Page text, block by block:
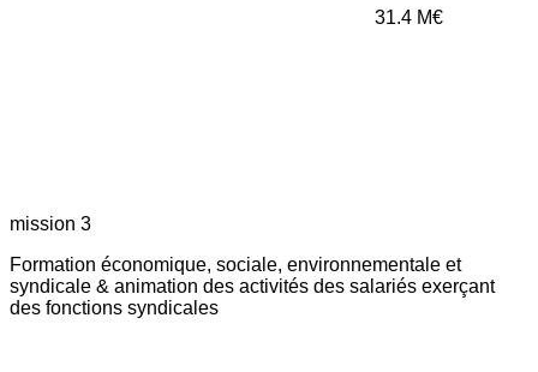
31.4 M€
mission 3
Formation économique, sociale, environnementale et
syndicale & animation des activités des salariés exerçant
des fonctions syndicales